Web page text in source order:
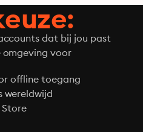
dat bij jou past
omgeving voor
offline toegang
wereldwijd